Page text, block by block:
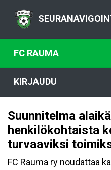
FC RAUMA
KIRJAUDU
Suunnitelma
henkilökohtaista
turvaaviksi
FC Rauma ry noudattaa